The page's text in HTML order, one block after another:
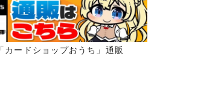
「カードショップおうち」通販